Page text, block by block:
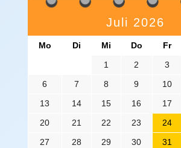
Juli 2026
Mo Di Mi Do Fr
1
2 3
6
7 8 9 10
13
14 15 16 17
20
21 22 23 24
27
28 29 30 31